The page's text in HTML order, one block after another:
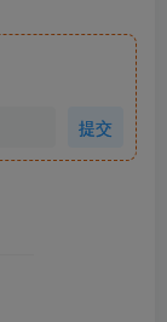
提交